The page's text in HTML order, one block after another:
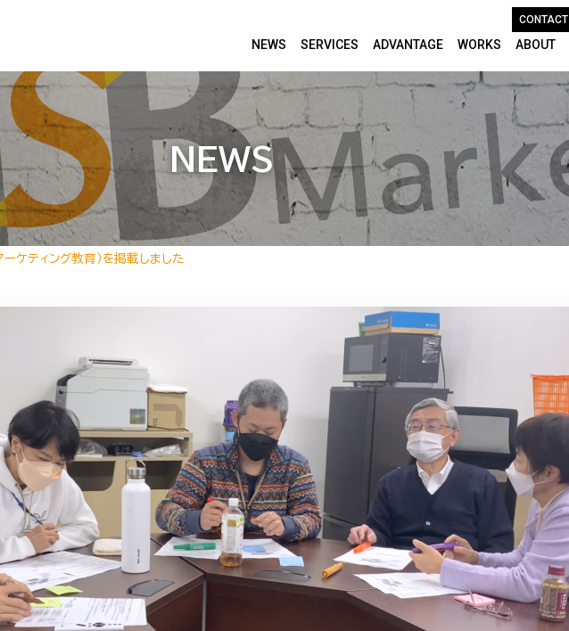
CONTACT
NEWS SERVICES ADVANTAGE WORKS ABOUT
NEWS
ケティング教育）を掲載しました